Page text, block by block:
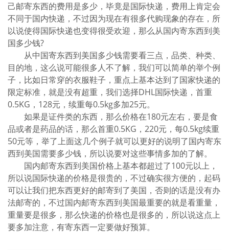
己邮寄东西的费用是多少，毕竟是国际快递，费用上肯定会
不同于国内快递，不过因为现在有很多代购现象的存在，所
以说使得国际快递也变得很受欢迎，那么从国内寄东西到美
国多少钱?
从中国寄东西到美国多少钱需要看三点，品类、种类、
目的地，这么说可能很多人不了解，我们可以简单的举个例
子，比如日常穿的衣服鞋子，重点上基本达到了国家快递的
限定标准，就是没有超重，我们选择DHL国际快递，首重
0.5KG，128元，续重每0.5kg多加25元。
如果是证件类的东西，那么价格在180元左右，要是食
品或者是药品的话，那么首重0.5KG，220元，每0.5kg续重
50元等，举了上面这几个例子就可以更好的说明了国内寄东
西到美国需要多少钱，所以说要对这些事情多加的了解。
国内邮寄东西到美国价格上基本都超过了100元以上，
所以说国际快递的价格是很贵的，不过确实很方便的，起码
可以让我们把东西更好的邮寄到了美国，否则的话是没有办
法邮寄的，不过国内邮寄东西到美国最重要的就是看重量，
重量要是很多，那么快递的价格也是很多的，所以说这点上
要多加注意，有寄东西一定要做好预算。